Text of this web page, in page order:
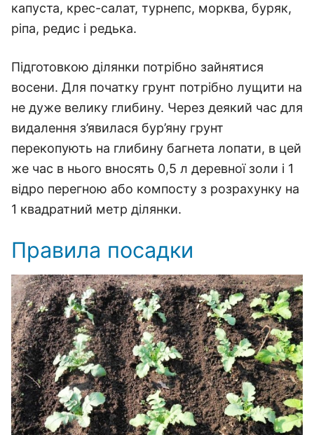
капуста, крес-салат, турнепс, морква, буряк,
ріпа, редис і редька.
Підготовкою ділянки потрібно зайнятися
восени. Для початку грунт потрібно лущити на
не дуже велику глибину. Через деякий час для
видалення з’явилася бур’яну грунт
перекопують на глибину багнета лопати, в цей
же час в нього вносять 0,5 л деревної золи і 1
відро перегною або компосту з розрахунку на
1 квадратний метр ділянки.
Правила посадки